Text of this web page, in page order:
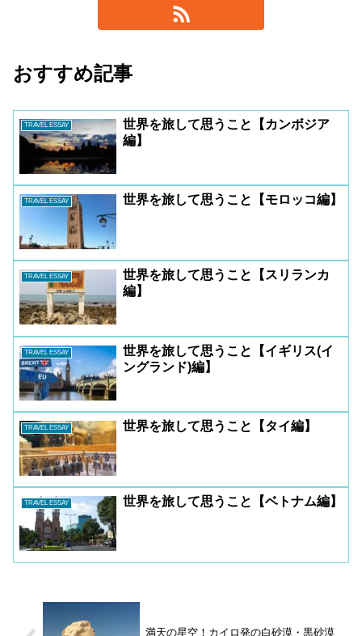
おすすめ記事
TRAVEL ESSAY
世界を旅して思うこと【カンボジア
編】
TRAVEL ESSAY 世界を旅して思うこと【モロッコ編】
TRAVEL ESSAY
世界を旅して思うこと【スリランカ
編】
TRAVEL ESSAY
世界を旅して思うこと【イギリス(イ
ングランド)編】
TRAVEL ESSAY 世界を旅して思うこと【タイ編】
TRAVEL ESSAY 世界を旅して思うこと【ベトナム編】
満天の星空！カイロ発の白砂漠・黒砂漠